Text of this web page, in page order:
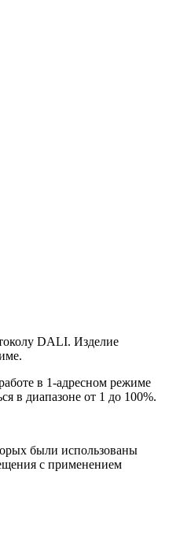
DALI. Изделие
в 1-адресном режиме
в диапазоне от 1 до 100%.
были использованы
с применением